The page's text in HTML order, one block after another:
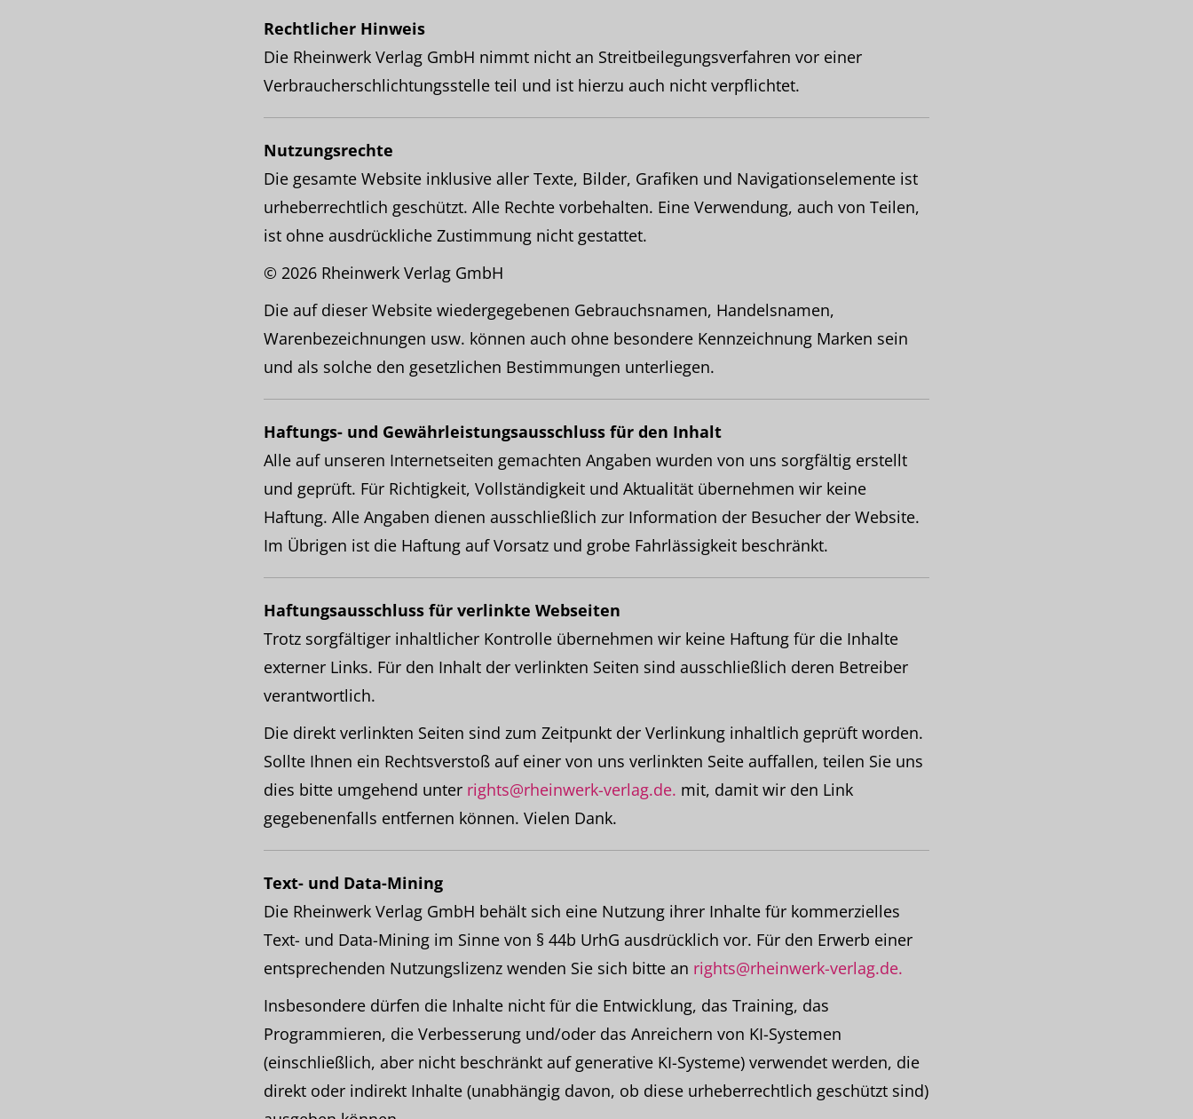
Rechtlicher Hinweis
Die Rheinwerk Verlag GmbH nimmt nicht an Streitbeilegungsverfahren vor einer
Verbraucherschlichtungsstelle teil und ist hierzu auch nicht verpflichtet.
Nutzungsrechte
Die gesamte Website inklusive aller Texte, Bilder, Grafiken und Navigationselemente ist
urheberrechtlich geschützt. Alle Rechte vorbehalten. Eine Verwendung, auch von Teilen,
ist ohne ausdrückliche Zustimmung nicht gestattet.
© 2026 Rheinwerk Verlag GmbH
Die auf dieser Website wiedergegebenen Gebrauchsnamen, Handelsnamen,
Warenbezeichnungen usw. können auch ohne besondere Kennzeichnung Marken sein
und als solche den gesetzlichen Bestimmungen unterliegen.
Haftungs- und Gewährleistungsausschluss für den Inhalt
Alle auf unseren Internetseiten gemachten Angaben wurden von uns sorgfältig erstellt
und geprüft. Für Richtigkeit, Vollständigkeit und Aktualität übernehmen wir keine
Haftung. Alle Angaben dienen ausschließlich zur Information der Besucher der Website.
Im Übrigen ist die Haftung auf Vorsatz und grobe Fahrlässigkeit beschränkt.
Haftungsausschluss für verlinkte Webseiten
Trotz sorgfältiger inhaltlicher Kontrolle übernehmen wir keine Haftung für die Inhalte
externer Links. Für den Inhalt der verlinkten Seiten sind ausschließlich deren Betreiber
verantwortlich.
Die direkt verlinkten Seiten sind zum Zeitpunkt der Verlinkung inhaltlich geprüft worden.
Sollte Ihnen ein Rechtsverstoß auf einer von uns verlinkten Seite auffallen, teilen Sie uns
dies bitte umgehend unter rights@rheinwerk-verlag.de. mit, damit wir den Link
gegebenenfalls entfernen können. Vielen Dank.
Text- und Data-Mining
Die Rheinwerk Verlag GmbH behält sich eine Nutzung ihrer Inhalte für kommerzielles
Text- und Data-Mining im Sinne von § 44b UrhG ausdrücklich vor. Für den Erwerb einer
entsprechenden Nutzungslizenz wenden Sie sich bitte an rights@rheinwerk-verlag.de.
Insbesondere dürfen die Inhalte nicht für die Entwicklung, das Training, das
Programmieren, die Verbesserung und/oder das Anreichern von KI-Systemen
(einschließlich, aber nicht beschränkt auf generative KI-Systeme) verwendet werden, die
direkt oder indirekt Inhalte (unabhängig davon, ob diese urheberrechtlich geschützt sind)